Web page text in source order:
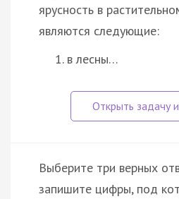
ярусность в
являются следующие:
в лесны…
Выберите три верных
запишите цифры, под